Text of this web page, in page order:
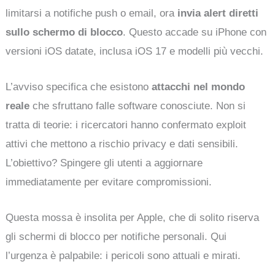
limitarsi a notifiche push o email, ora invia alert diretti
sullo schermo di blocco. Questo accade su iPhone con
versioni iOS datate, inclusa iOS 17 e modelli più vecchi.
L’avviso specifica che esistonoattacchi nel mondo
reale che sfruttano falle software conosciute. Non si
tratta di teorie: i ricercatori hanno confermato exploit
attivi che mettono a rischio privacy e dati sensibili.
L’obiettivo? Spingere gli utenti a aggiornare
immediatamente per evitare compromissioni.
Questa mossa è insolita per Apple, che di solito riserva
gli schermi di blocco per notifiche personali. Qui
l’urgenza è palpabile: i pericoli sono attuali e mirati.